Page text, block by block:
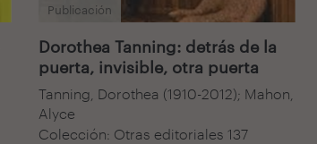
Publicación
Dorothea Tanning: detrás de la
puerta, invisible, otra puerta
Tanning, Dorothea (1910-2012); Mahon,
Alyce
Colección: Otras editoriales 137